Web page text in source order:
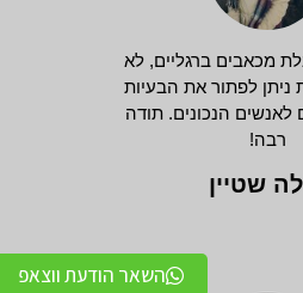
מכאבים ברגליים, לא
ניתן לפתור את הבעיות
לאנשים הנכונים. תודה
רבה!
שטיין
השאר הודעת ווצאפ